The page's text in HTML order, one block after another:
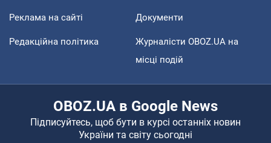
Реклама на сайті Документи
Редакційна політика
Журналісти OBOZ.UA на
місці подій
OBOZ.UA в Google News
Підписуйтесь, щоб бути в курсі останніх новин
України та світу сьогодні